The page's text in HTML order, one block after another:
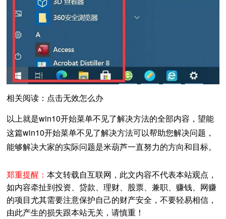
相关阅读：点击无效怎么办
以上就是win10开始菜单不见了解决方法的全部内容，望能
这篇win10开始菜单不见了解决方法可以帮助您解决问题，
能够解决大家的实际问题是米葫芦一直努力的方向和目标。
郑重提醒： 本文转载自互联网，此文内容不代表本站观点，
如内容牵扯到投资、贷款、理财、股票、兼职、赚钱、网赚
的项目尤其需要注意保护自己的财产安全，不要轻易相信，
由此产生的损失跟本站无关，请慎重！